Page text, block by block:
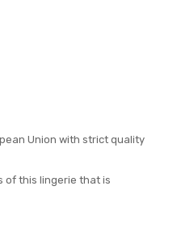
Union with strict quality
of this lingerie that is